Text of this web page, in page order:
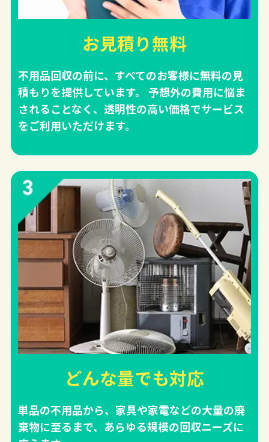
お見積り無料
不用品回収の前に、すべてのお客様に無料の見
積もりを提供しています。 予想外の費用に悩ま
されることなく、透明性の高い価格でサービス
をご利用いただけます。
どんな量でも対応
単品の不用品から、家具や家電などの大量の廃
棄物に至るまで、あらゆる規模の回収ニーズに